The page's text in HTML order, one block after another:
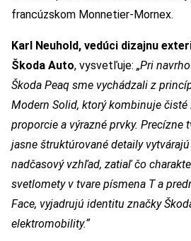
francúzskom Monnetier-Mornex.
Karl Neuhold, vedúci dizajnu
Škoda Auto, vysvetľuje: „Pri
Škoda Peaq sme vychádzali z
Modern Solid, ktorý kombinuje čisté
proporcie a výrazné prvky. Precízne
jasne štruktúrované detaily
nadčasový vzhľad, zatiaľ čo
svetlomety v tvare písmena T a
Face, vyjadrujú identitu značky
elektromobility.“